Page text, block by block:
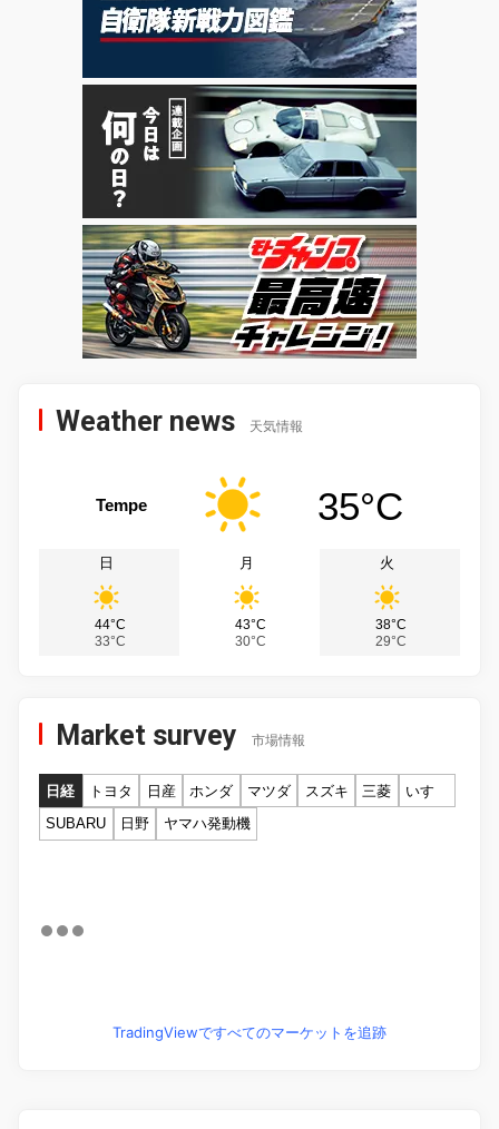
Weather news 天気情報
Tempe 35°C
日
44°C
33°C
月
43°C
30°C
火
38°C
29°C
Market survey 市場情報
日経 トヨタ 日産 ホンダ マツダ スズキ 三菱
いすゞ
SUBARU
日野 ヤマハ発動機
TradingViewですべてのマーケットを追跡